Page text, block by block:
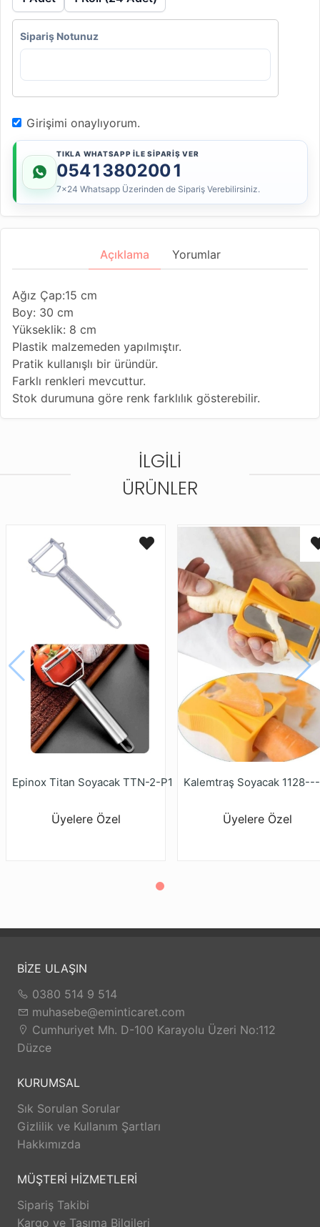
Sipariş Notunuz
Girişimi onaylıyorum.
TIKLA WHATSAPP İLE SİPARİŞ VER
05413802001
7x24 Whatsapp Üzerinden de Sipariş Verebilirsiniz.
Açıklama Yorumlar
Ağız Çap:15 cm
Boy: 30 cm
Yükseklik: 8 cm
Plastik malzemeden yapılmıştır.
Pratik kullanışlı bir üründür.
Farklı renkleri mevcuttur.
Stok durumuna göre renk farklılık gösterebilir.
İLGILI
ÜRÜNLER
Epinox Titan Soyacak TTN-2-P1
Üyelere Özel
Kalemtraş Soyacak 1128---
Üyelere Özel
BİZE ULAŞIN
0380 514 9 514
muhasebe@eminticaret.com
Cumhuriyet Mh. D-100 Karayolu Üzeri No:112
Düzce
KURUMSAL
Sık Sorulan Sorular
Gizlilik ve Kullanım Şartları
Hakkımızda
MÜŞTERİ HİZMETLERİ
Sipariş Takibi
Kargo ve Taşıma Bilgileri